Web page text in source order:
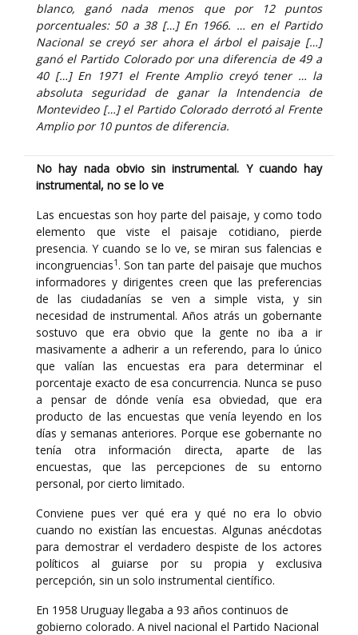
blanco, ganó nada menos que por 12 puntos
porcentuales: 50 a 38 […] En 1966. … en el Partido
Nacional se creyó ser ahora el árbol el paisaje […]
ganó el Partido Colorado por una diferencia de 49 a
40 […] En 1971 el Frente Amplio creyó tener … la
absoluta seguridad de ganar la Intendencia de
Montevideo […] el Partido Colorado derrotó al Frente
Amplio por 10 puntos de diferencia.
No hay nada obvio sin instrumental. Y cuando hay
instrumental, no se lo ve
Las encuestas son hoy parte del paisaje, y como todo
elemento que viste el paisaje cotidiano, pierde
presencia. Y cuando se lo ve, se miran sus falencias e
incongruencias1 . Son tan parte del paisaje que muchos
informadores y dirigentes creen que las preferencias
de las ciudadanías se ven a simple vista, y sin
necesidad de instrumental. Años atrás un gobernante
sostuvo que era obvio que la gente no iba a ir
masivamente a adherir a un referendo, para lo único
que valían las encuestas era para determinar el
porcentaje exacto de esa concurrencia. Nunca se puso
a pensar de dónde venía esa obviedad, que era
producto de las encuestas que venía leyendo en los
días y semanas anteriores. Porque ese gobernante no
tenía otra información directa, aparte de las
encuestas, que las percepciones de su entorno
personal, por cierto limitado.
Conviene pues ver qué era y qué no era lo obvio
cuando no existían las encuestas. Algunas anécdotas
para demostrar el verdadero despiste de los actores
políticos al guiarse por su propia y exclusiva
percepción, sin un solo instrumental científico.
En 1958 Uruguay llegaba a 93 años continuos de
gobierno colorado. A nivel nacional el Partido Nacional